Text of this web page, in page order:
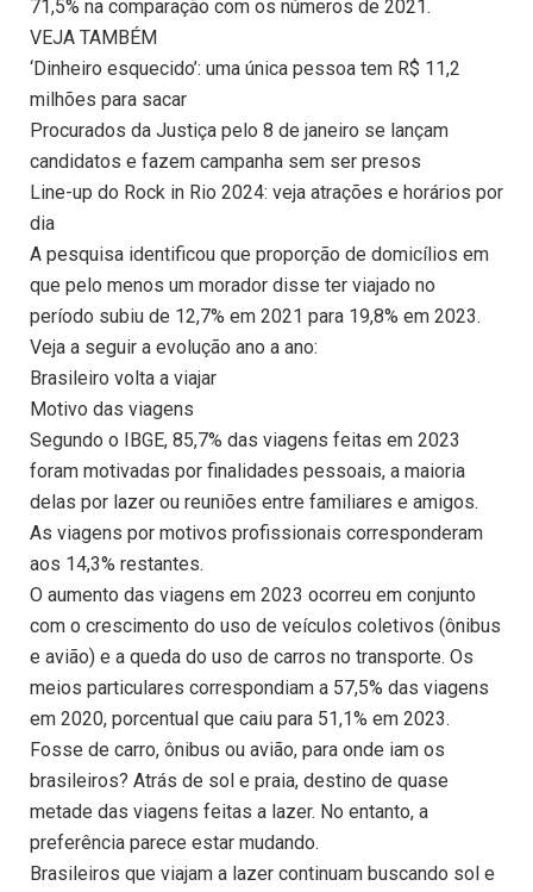
71,5% na comparação com os números de 2021.
VEJA TAMBÉM
‘Dinheiro esquecido’: uma única pessoa tem R$ 11,2
milhões para sacar
Procurados da Justiça pelo 8 de janeiro se lançam
candidatos e fazem campanha sem ser presos
Line-up do Rock in Rio 2024: veja atrações e horários por
dia
A pesquisa identificou que proporção de domicílios em
que pelo menos um morador disse ter viajado no
período subiu de 12,7% em 2021 para 19,8% em 2023.
Veja a seguir a evolução ano a ano:
Brasileiro volta a viajar
Motivo das viagens
Segundo o IBGE, 85,7% das viagens feitas em 2023
foram motivadas por finalidades pessoais, a maioria
delas por lazer ou reuniões entre familiares e amigos.
As viagens por motivos profissionais corresponderam
aos 14,3% restantes.
O aumento das viagens em 2023 ocorreu em conjunto
com o crescimento do uso de veículos coletivos (ônibus
e avião) e a queda do uso de carros no transporte. Os
meios particulares correspondiam a 57,5% das viagens
em 2020, porcentual que caiu para 51,1% em 2023.
Fosse de carro, ônibus ou avião, para onde iam os
brasileiros? Atrás de sol e praia, destino de quase
metade das viagens feitas a lazer. No entanto, a
preferência parece estar mudando.
Brasileiros que viajam a lazer continuam buscando sol e